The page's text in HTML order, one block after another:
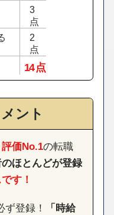
3
点
2
点
14 点
ント
価No.1の転職
ほとんどが登録
す！
ず登録！
「時給